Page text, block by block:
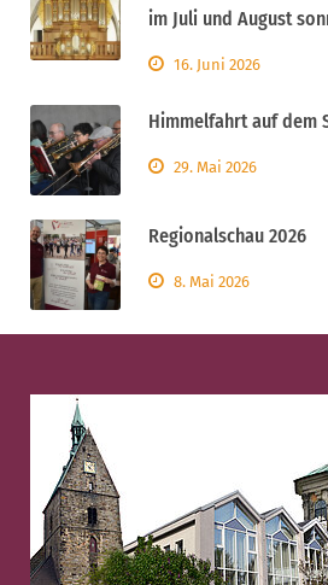
im Juli und August
16. Juni 2026
Himmelfahrt auf dem
29. Mai 2026
Regionalschau 2026
8. Mai 2026